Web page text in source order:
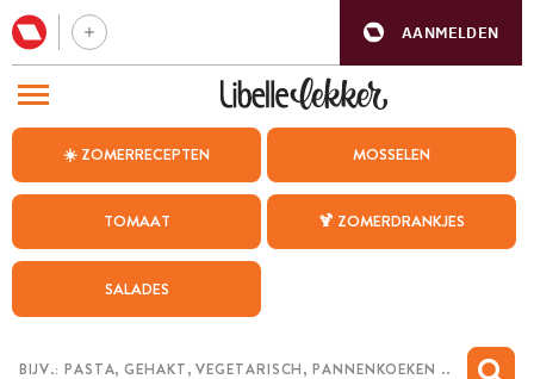
AANMELDEN
☀️ ZOMERRECEPTEN MOSSELEN
TOMAAT 🍹 ZOMERDRANKJES
SALADES
BEZOEK ONZE ANDERE WEBSITES
WEEKMENU
CHAT MET MAIA